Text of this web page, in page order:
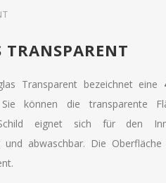
TRANSPARENT
Transparent bezeichnet eine
können die transparente
eignet sich für den
und abwaschbar. Die